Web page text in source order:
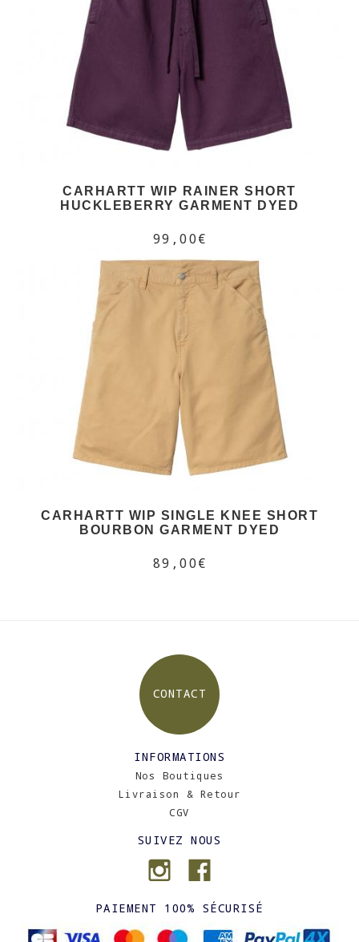
CARHARTT WIP RAINER SHORT
HUCKLEBERRY GARMENT DYED
99,00€
CARHARTT WIP SINGLE KNEE SHORT
BOURBON GARMENT DYED
89,00€
CONTACT
INFORMATIONS
Nos Boutiques
Livraison & Retour
CGV
SUIVEZ NOUS
PAIEMENT 100% SÉCURISÉ